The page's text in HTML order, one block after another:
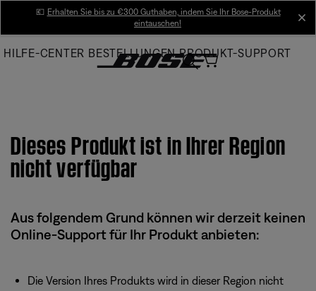
Main
💶 Erhalten Sie bis zu €300 Guthaben, indem Sie Ihr Bose-Produkt
eintauschen!
HILFE-CENTER BESTELLUNGEN PRODUKT-SUPPORT
Dieses Produkt ist in Ihrer Region
nicht verfügbar
Aus folgendem Grund können wir derzeit keinen
Online-Support für Ihr Produkt anbieten:
Die Version Ihres Produkts wird in dieser Region nicht